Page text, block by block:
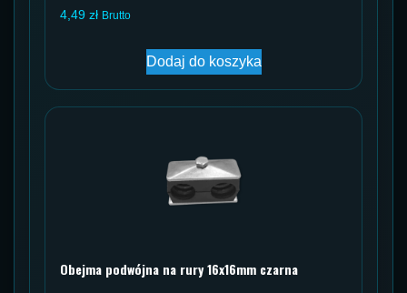
4,49 zł Brutto
Dodaj do koszyka
Obejma podwójna na rury 16x16mm czarna